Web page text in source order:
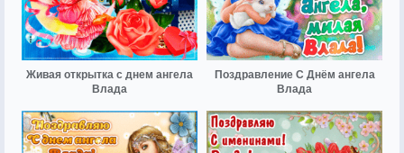
Живая открытка с днем ангела
Влада
Поздравление С Днём ангела
Влада